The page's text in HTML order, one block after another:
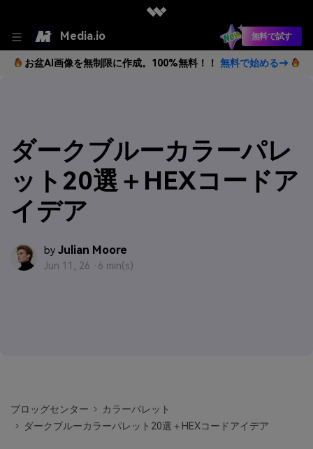
Media.io 無料で試す
お盆AI画像を無制限に作成。100%無料！！ 無料で始める→
ダークブルーカラーパレ
ット20選＋HEXコードア
イデア
by Julian Moore
Jun 11, 26 · 6 min(s)
ブロッグセンター
カラーパレット
ダークブルーカラーパレット20選＋HEXコードアイデア